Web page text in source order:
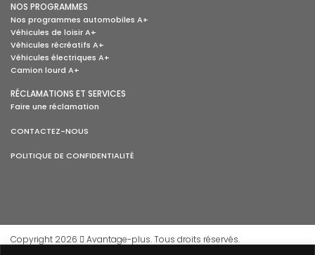
NOS PROGRAMMES
Nos programmes automobiles A+
Véhicules de loisir A+
Véhicules récréatifs A+
Véhicules électriques A+
Camion lourd A+
RÉCLAMATIONS ET SERVICES
Faire une réclamation
CONTACTEZ-NOUS
POLITIQUE DE CONFIDENTIALITÉ
Copyright 2026 Avantage-plus. Tous droits réservés.